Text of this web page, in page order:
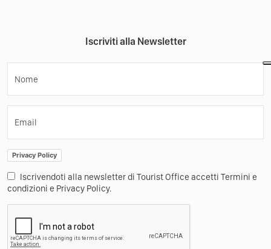
Iscriviti alla Newsletter
Nome
Email
Privacy Policy
Iscrivendoti alla newsletter di Tourist Office accetti Termini e
condizioni e Privacy Policy.